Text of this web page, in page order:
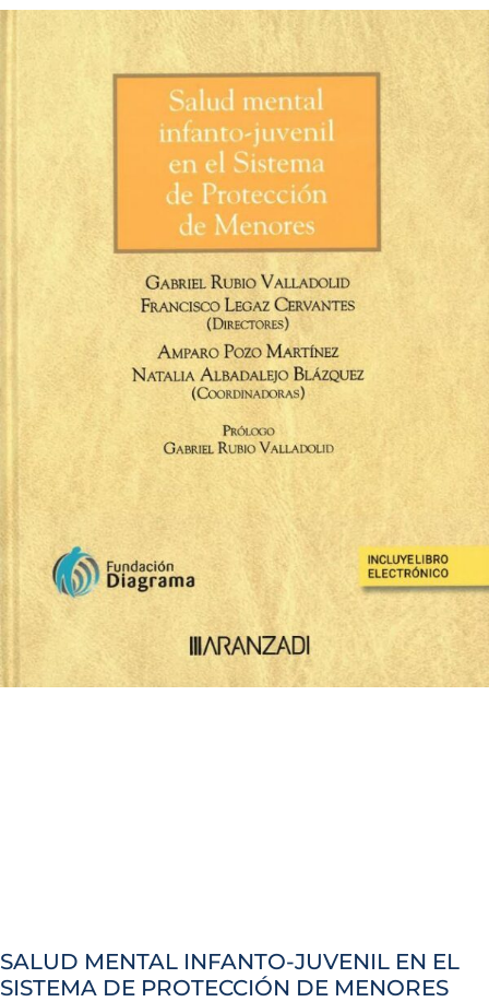
SALUD MENTAL INFANTO-JUVENIL EN EL
SISTEMA DE PROTECCIÓN DE MENORES